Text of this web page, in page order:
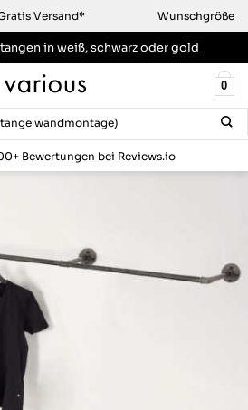
Versand* Wunschgröße
in weiß, schwarz oder gold
0
Bewertungen bei Reviews.io